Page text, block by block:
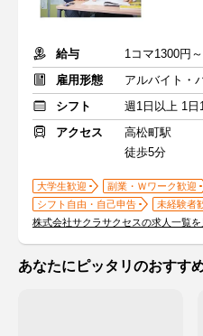
給与
雇用形態
アルバイト・
シフト
週1日以上 1日
アクセス
高松町駅
徒歩5分
大学生歓迎 副業・Ｗワーク歓迎
シフト自由・自己申告
未経験者
株式会社サクラサクセスの求人一覧を
あなたにピッタリのおすす